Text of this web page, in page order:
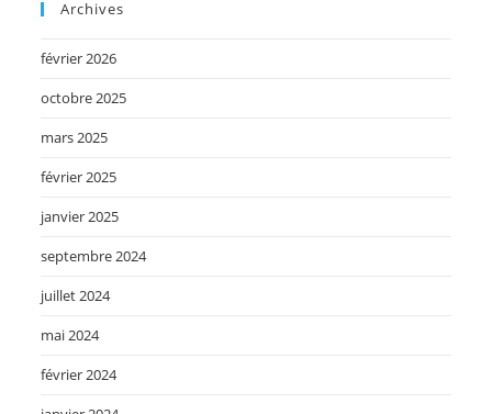
Archives
février 2026
octobre 2025
mars 2025
février 2025
janvier 2025
septembre 2024
juillet 2024
mai 2024
février 2024